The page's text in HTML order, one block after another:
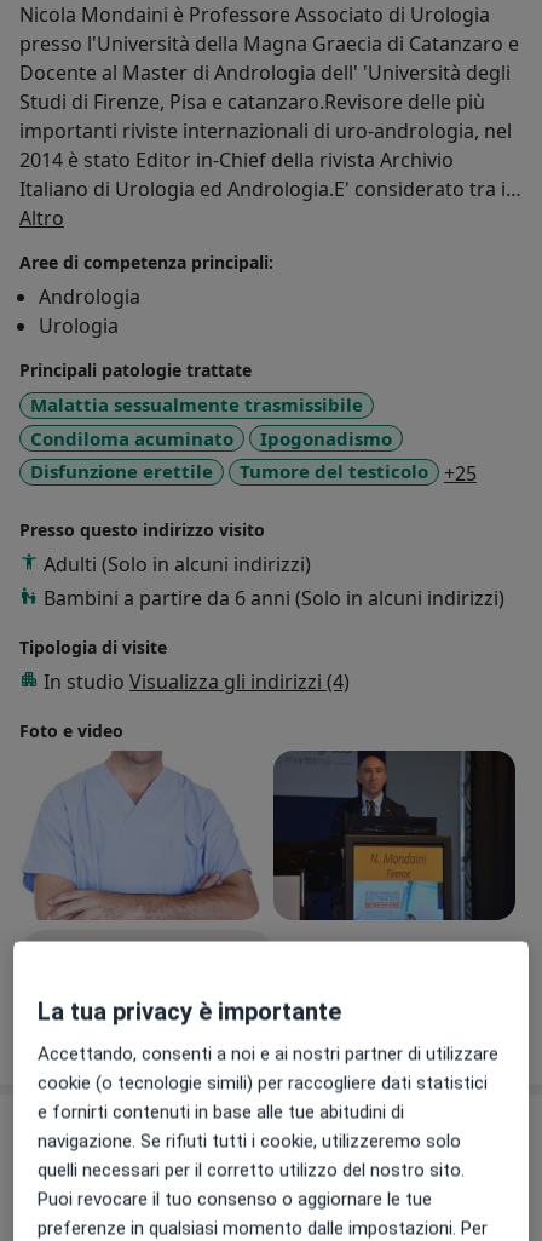
Nicola Mondaini è Professore Associato di Urologia
presso l'Università della Magna Graecia di Catanzaro e
Docente al Master di Andrologia dell' 'Università degli
Studi di Firenze, Pisa e catanzaro.Revisore delle più
importanti riviste internazionali di uro-andrologia, nel
2014 è stato Editor in-Chief della rivista Archivio
Italiano di Urologia ed Andrologia.E' considerato tra i
massimi esperti al mondo nel trattamento della
pene curvo-storto per la quale ha la più' grande
casistica al mondo con trattamento di collagenasi-
Esegue anche interventi chirurgici di raddrizzamento
con tutte le tecniche esistenti.
Oltre all’intensa produzione scientifica ha eseguito
numerosi interventi innovativi come il posizionamento
di protesi peniena in regime di Day Hospital e il
corso di prostatectomia radicale Robotica,
laparoscopica e a cielo aperto.Ha svolto la propria
formazione chirurgica uro-andrologica a Firenze,
presso il Children Hospital e altre importanti sedi
Europee.
Altro
Aree di competenza principali:
Andrologia
Urologia
Principali patologie trattate
Malattia sessualmente trasmissibile
Condiloma acuminato
Ipogonadismo
Disfunzione erettile
Tumore del testicolo +25
Presso questo indirizzo visito
Adulti (Solo in alcuni indirizzi)
Bambini a partire da 6 anni (Solo in alcuni indirizzi)
Tipologia di visite
In studio Visualizza gli indirizzi (4)
Foto e video
Mostra dettaglisull'esperienza
Prestazioni e prezzi
Uroflussometria
Dettagli Prenota una visita
La tua privacy è importante
Accettando, consenti a noi e ai nostri partner di utilizzare
cookie (o tecnologie simili) per raccogliere dati statistici
e fornirti contenuti in base alle tue abitudini di
navigazione. Se rifiuti tutti i cookie, utilizzeremo solo
quelli necessari per il corretto utilizzo del nostro sito.
Puoi revocare il tuo consenso o aggiornare le tue
preferenze in qualsiasi momento dalle impostazioni. Per